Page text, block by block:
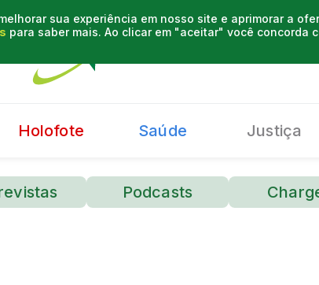
sua experiência em nosso site e aprimorar a
para saber mais. Ao clicar em "aceitar" você concorda
Holofote Saúde Justiça
Podcasts